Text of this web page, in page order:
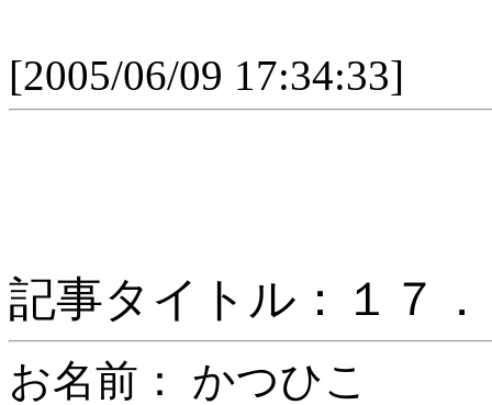
[2005/06/09 17:34:33]
記事タイトル：１７
お名前： かつひこ